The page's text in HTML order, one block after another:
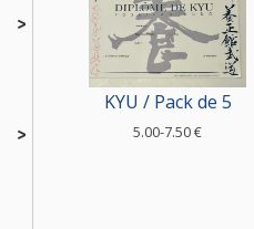
>
>
KYU / Pack de 5
5.00-7.50 €